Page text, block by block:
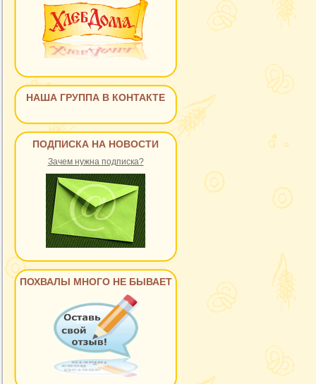
НАША ГРУППА В КОНТАКТЕ
ПОДПИСКА НА НОВОСТИ
Зачем нужна подписка?
ПОХВАЛЫ МНОГО НЕ БЫВАЕТ